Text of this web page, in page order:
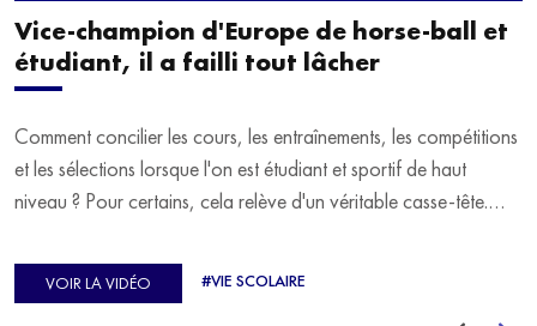
Vice-champion d'Europe de horse-ball et
étudiant, il a failli tout lâcher
Comment concilier les cours, les entraînements, les compétitions
et les sélections lorsque l'on est étudiant et sportif de haut
niveau ? Pour certains, cela relève d'un véritable casse-tête.
d'Europe de Horse-ball, qui a failli abandonner ses études
avant de trouver un nouvel équilibre.
VOIR LA VIDÉO #VIE SCOLAIRE